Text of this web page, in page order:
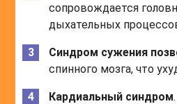
сопровождается
дыхательных
Синдром сужения
спинного мозга, что
Кардиальный синдром